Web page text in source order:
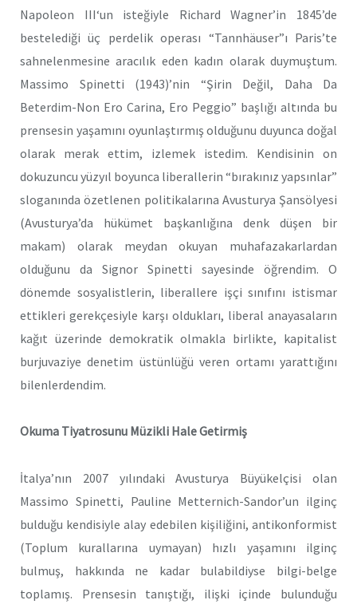
Napoleon III‘un isteğiyle Richard Wagner’in 1845’de
bestelediği üç perdelik operası “Tannhäuser”ı Paris’te
sahnelenmesine aracılık eden kadın olarak duymuştum.
Massimo Spinetti (1943)’nin “Şirin Değil, Daha Da
Beterdim-Non Ero Carina, Ero Peggio” başlığı altında bu
prensesin yaşamını oyunlaştırmış olduğunu duyunca doğal
olarak merak ettim, izlemek istedim. Kendisinin on
dokuzuncu yüzyıl boyunca liberallerin “bırakınız yapsınlar”
sloganında özetlenen politikalarına Avusturya Şansölyesi
(Avusturya’da hükümet başkanlığına denk düşen bir
makam) olarak meydan okuyan muhafazakarlardan
olduğunu da Signor Spinetti sayesinde öğrendim. O
dönemde sosyalistlerin, liberallere işçi sınıfını istismar
ettikleri gerekçesiyle karşı oldukları, liberal anayasaların
kağıt üzerinde demokratik olmakla birlikte, kapitalist
burjuvaziye denetim üstünlüğü veren ortamı yarattığını
bilenlerdendim.
Okuma Tiyatrosunu Müzikli Hale Getirmiş
İtalya’nın 2007 yılındaki Avusturya Büyükelçisi olan
Massimo Spinetti, Pauline Metternich-Sandor’un ilginç
bulduğu kendisiyle alay edebilen kişiliğini, antikonformist
(Toplum kurallarına uymayan) hızlı yaşamını ilginç
bulmuş, hakkında ne kadar bulabildiyse bilgi-belge
toplamış. Prensesin tanıştığı, ilişki içinde bulunduğu